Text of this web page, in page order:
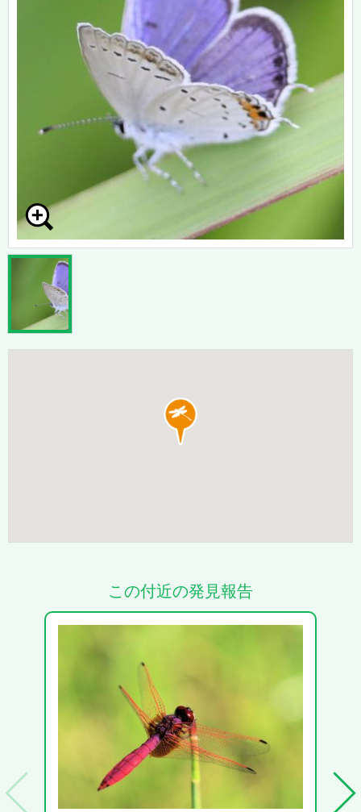
この付近の発見報告